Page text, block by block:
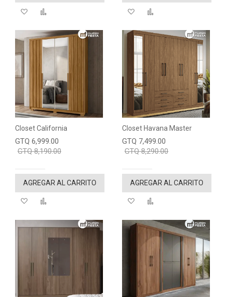
Agregar a mi lista de deseos Agregar a mi lista de
Closet California
GTQ 6,999.00
GTQ 8,190.00
AGREGAR AL CARRITO
Agregar a mi lista de deseos
Closet Havana Master
GTQ 7,499.00
GTQ 8,290.00
AGREGAR AL CARRITO
Agregar a mi lista de